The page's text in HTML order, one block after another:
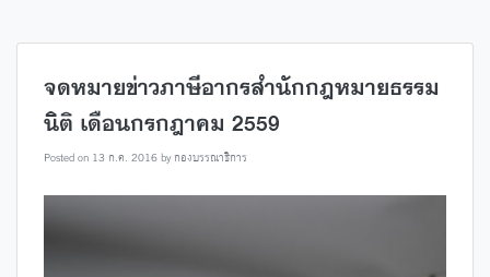
จดหมายข่าวภาษีอากรสำนักกฎหมายธรรม
นิติ เดือนกรกฎาคม 2559
Posted on 13 ก.ค. 2016byกองบรรณาธิการ